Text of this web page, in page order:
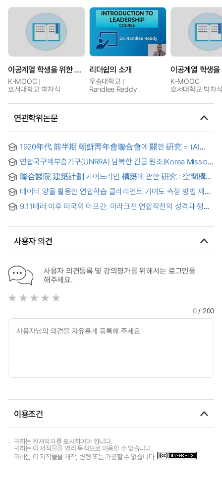
이공계열 학생을 위한 캡스톤 디자인 소개
K-MOOC
호서대학교 박차식
리더쉽의 소개
우송대학교
Randlee Reddy
K-MOOC
호서대학교 박차
연관학위논문
1920年代 前半期 朝鮮靑年會聯合會에 關한 硏究 = (A)
conference in the early of 1920s
연합국구제부흥기구(UNRRA) 남북한 긴급 원조(Korea Mission,
1944-1949)에 대한 연구
聯合醫院 建築計劃 가이드라인 構築에 관한 硏究 : 空間構成
guideline in architectural planning for incorporated clinics :
focused on the composition of space and the planning of
circulation
데이터 양을 활용한 연합학습 클라리언트 기여도 측정 방법 제시
9.11테러 이후 미국의 아프간. 이라크전 연합작전의 성격과 행태
사용자 의견
사용자 의견등록 및 강의평가를 위해서는 로그인을
해주세요.
0/ 200
이용조건
귀하는 원저작자를 표시하여야 합니다.
귀하는 이 저작물을 영리 목적으로 이용할 수 없습니다.
귀하는 이 저작물을 개작, 변형 또는 가공할 수 없습니다.